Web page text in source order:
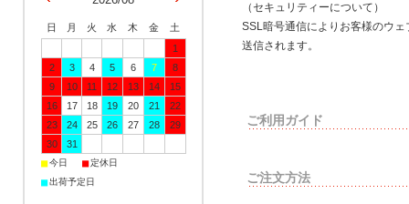
（セキュリティーについて）
SSL暗号通信によりお客様のウ
送信されます。
ご利用ガイド
ご注文方法
日 月 火 水 木 金
土
1
2
3 4 5 6 7
8
9
10 11 12 13 14
15
16
17 18 19 20 21
22
23
24 25 26 27 28
29
30
31
■今日 ■定休日
■出荷予定日